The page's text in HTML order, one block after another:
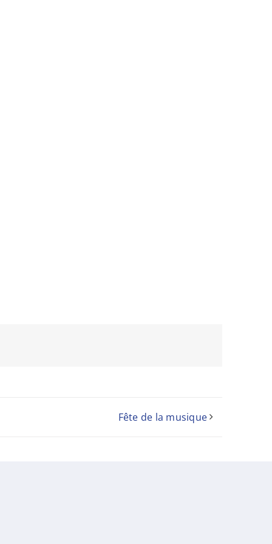
Fête de la musique